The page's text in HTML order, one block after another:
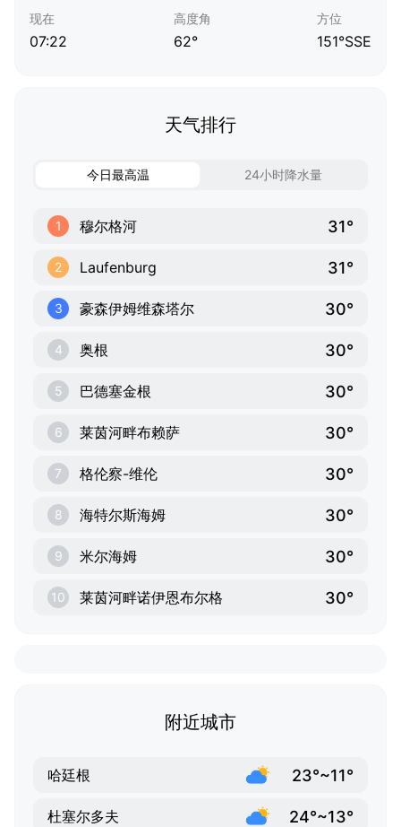
现在
07:22
高度角
62°
方位
151°SSE
天气排行
今日最高温 24小时降水量
1 穆尔格河 31°
2 Laufenburg 31°
3 豪森伊姆维森塔尔 30°
4 奥根 30°
5 巴德塞金根 30°
6 莱茵河畔布赖萨 30°
7 格伦察-维伦 30°
8 海特尔斯海姆 30°
9 米尔海姆 30°
10 莱茵河畔诺伊恩布尔格 30°
附近城市
哈廷根 23°~11°
杜塞尔多夫 24°~13°